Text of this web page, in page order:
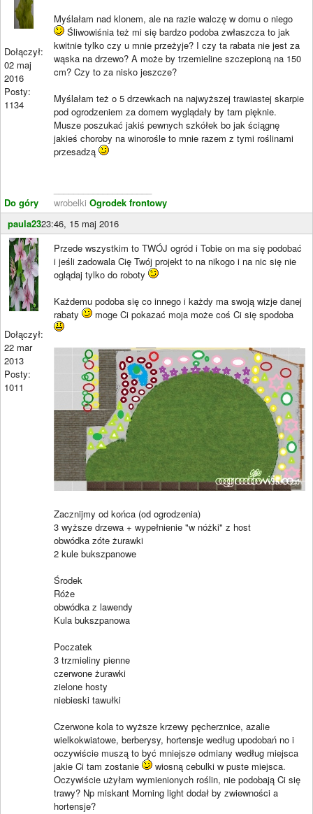
Dołączył:
02 maj
2016
Posty:
1134
Do góry
Myślałam nad klonem, ale na razie walczę w domu o niego
Śliwowiśnia też mi się bardzo podoba zwłaszcza to jak
kwitnie tylko czy u mnie przeżyje? I czy ta rabata nie jest za
wąska na drzewo? A może by trzemieline szczepioną na 150
cm? Czy to za nisko jeszcze?
Myślałam też o 5 drzewkach na najwyższej trawiastej skarpie
pod ogrodzeniem za domem wyglądały by tam pięknie.
Musze poszukać jakiś pewnych szkółek bo jak ściągnę
jakieś choroby na winorośle to mnie razem z tymi roślinami
przesadzą
wrobelki Ogrodek frontowy
paula2323:46, 15 maj 2016
Dołączył:
22 mar
2013
Posty:
1011
Przede wszystkim to TWÓJ ogród i Tobie on ma się podobać
i jeśli zadowala Cię Twój projekt to na nikogo i na nic się nie
oglądaj tylko do roboty
Każdemu podoba się co innego i każdy ma swoją wizje danej
rabaty
moge Ci pokazać moja może coś Ci się spodoba
Zacznijmy od końca (od ogrodzenia)
3 wyższe drzewa + wypełnienie "w nóżki" z host
obwódka zóte żurawki
2 kule bukszpanowe
Środek
Róże
obwódka z lawendy
Kula bukszpanowa
Poczatek
3 trzmieliny pienne
czerwone żurawki
zielone hosty
niebieski tawułki
Czerwone kola to wyższe krzewy pęcherznice, azalie
wielkokwiatowe, berberysy, hortensje według upodobań no i
oczywiście muszą to być mniejsze odmiany według miejsca
jakie Ci tam zostanie
wiosną cebulki w puste miejsca.
Oczywiście użyłam wymienionych roślin, nie podobają Ci się
trawy? Np miskant Morning light dodał by zwiewności a
hortensje?